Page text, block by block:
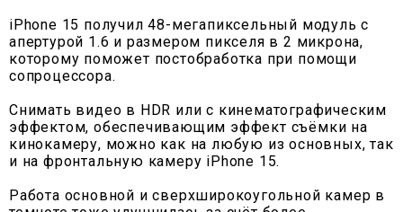
iPhone 15 получил 48-мегапиксельный модуль с
апертурой 1.6 и размером пикселя в 2 микрона,
которому поможет постобработка при помощи
сопроцессора.
Снимать видео в HDR или с кинематографическим
эффектом, обеспечивающим эффект съёмки на
кинокамеру, можно как на любую из основных, так
и на фронтальную камеру iPhone 15.
Работа основной и сверхширокоугольной камер в